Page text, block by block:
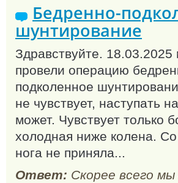
Бедренно-
шунтирование
Здравствуйте. 18.03.2025
провели операцию
подколенное
не чувствует, наступать
может. Чувствует только
холодная ниже колена.
нога не приняла...
Ответ: Скорее всего